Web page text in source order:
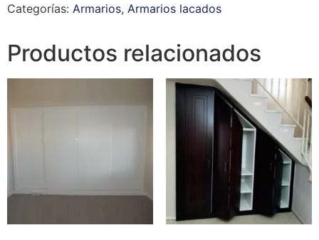
Categorías: Armarios, Armarios lacados
Productos relacionados